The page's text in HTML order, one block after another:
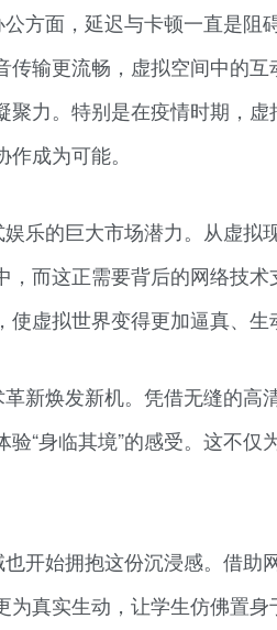
方面，延迟与卡顿一直是阻
传输更流畅，虚拟空间中的
力。特别是在疫情时期，虚
成为可能。
乐的巨大市场潜力。从虚拟
，而这正需要背后的网络技
虚拟世界变得更加逼真、生
新焕发新机。凭借无缝的高
验“身临其境”的感受。这不
开始拥抱这份沉浸感。借助
为真实生动，让学生仿佛置